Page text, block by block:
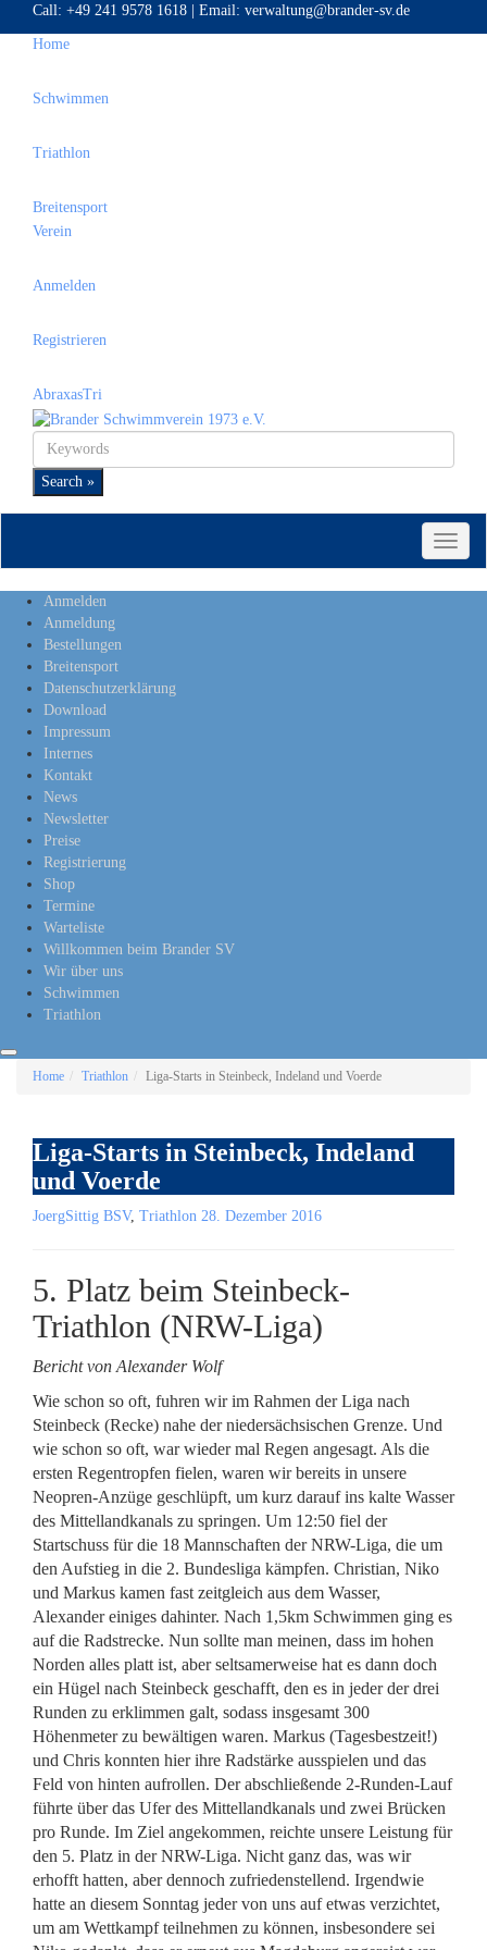
Call: +49 241 9578 1618 Email: verwaltung@brander-sv.de
Home
Schwimmen
Triathlon
Breitensport
Verein
Anmelden
Registrieren
AbraxasTri
Search »
Toggle
Anmelden
Anmeldung
Bestellungen
Breitensport
Datenschutzerklärung
Download
Impressum
Internes
Kontakt
News
Newsletter
Preise
Registrierung
Shop
Termine
Warteliste
Willkommen beim Brander SV
Wir über uns
Schwimmen
Triathlon
Home Triathlon Liga-Starts in Steinbeck, Indeland und Voerde
Liga-Starts in Steinbeck, Indeland
und Voerde
JoergSittig BSV, Triathlon 28. Dezember 2016
5. Platz beim Steinbeck-
Triathlon (NRW-Liga)
Bericht von Alexander Wolf
Wie schon so oft, fuhren wir im Rahmen der Liga nach
Steinbeck (Recke) nahe der niedersächsischen Grenze. Und
wie schon so oft, war wieder mal Regen angesagt. Als die
ersten Regentropfen fielen, waren wir bereits in unsere
Neopren-Anzüge geschlüpft, um kurz darauf ins kalte Wasser
des Mittellandkanals zu springen. Um 12:50 fiel der
Startschuss für die 18 Mannschaften der NRW-Liga, die um
den Aufstieg in die 2. Bundesliga kämpfen. Christian, Niko
und Markus kamen fast zeitgleich aus dem Wasser,
Alexander einiges dahinter. Nach 1,5km Schwimmen ging es
auf die Radstrecke. Nun sollte man meinen, dass im hohen
Norden alles platt ist, aber seltsamerweise hat es dann doch
ein Hügel nach Steinbeck geschafft, den es in jeder der drei
Runden zu erklimmen galt, sodass insgesamt 300
Höhenmeter zu bewältigen waren. Markus (Tagesbestzeit!)
und Chris konnten hier ihre Radstärke ausspielen und das
Feld von hinten aufrollen. Der abschließende 2-Runden-Lauf
führte über das Ufer des Mittellandkanals und zwei Brücken
pro Runde. Im Ziel angekommen, reichte unsere Leistung für
den 5. Platz in der NRW-Liga. Nicht ganz das, was wir
erhofft hatten, aber dennoch zufriedenstellend. Irgendwie
hatte an diesem Sonntag jeder von uns auf etwas verzichtet,
um am Wettkampf teilnehmen zu können, insbesondere sei